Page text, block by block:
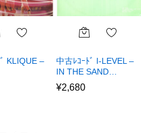
KLIQUE –
中古ﾚｺｰﾄﾞ I-LEVEL –
IN THE SAND…
¥2,680